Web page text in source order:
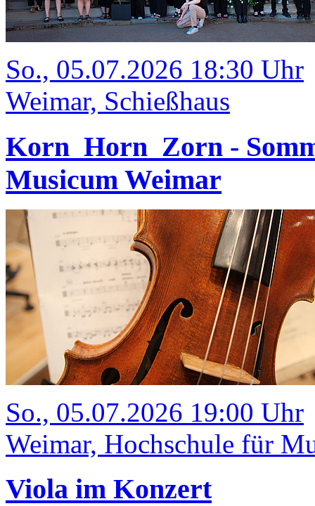
So., 05.07.2026 18:30 Uhr
Weimar, Schießhaus
Korn_Horn_Zorn -
Musicum Weimar
So., 05.07.2026 19:00 Uhr
Weimar, Hochschule für
Viola im Konzert